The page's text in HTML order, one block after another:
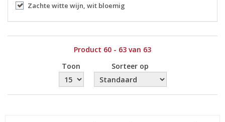
Zachte witte wijn, wit bloemig
Product 60 - 63 van 63
Toon
Sorteer op